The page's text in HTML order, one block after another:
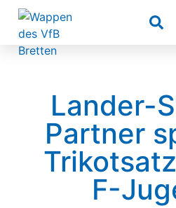
Lander-
Partner
F-